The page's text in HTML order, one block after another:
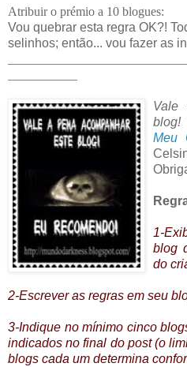
Atribuir o prémio a 10 blogues:
Vou quebrar esta regra OK?!
selinhos; então... vou fazer as
Vale
blog!
Meu
1-
blog
do
2-Escrever as regras em seu
3-Indique no mínimo cinco
indicados no final do post(o
blogs cada um determina